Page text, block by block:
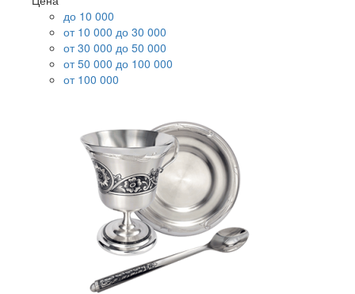
до 10 000
от 10 000 до 30 000
от 30 000 до 50 000
от 50 000 до 100 000
от 100 000